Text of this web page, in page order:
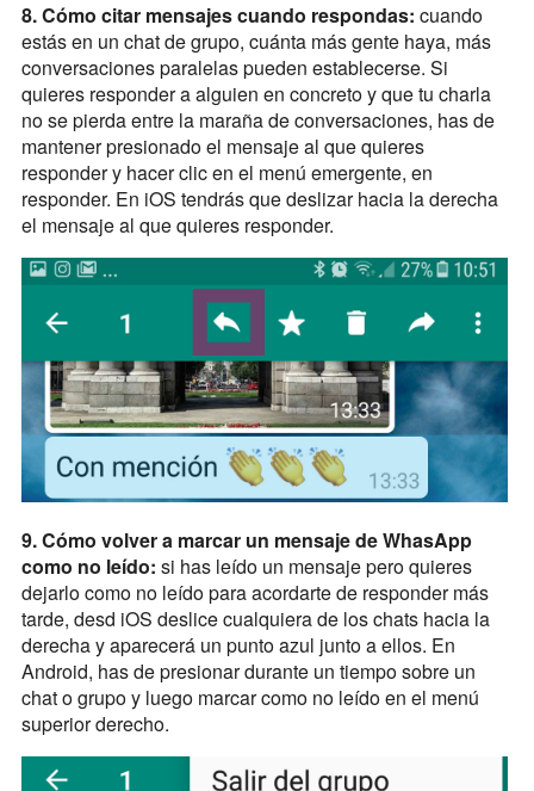
8. Cómo citar mensajes cuando respondas: cuando
estás en un chat de grupo, cuánta más gente haya, más
conversaciones paralelas pueden establecerse. Si
quieres responder a alguien en concreto y que tu charla
no se pierda entre la maraña de conversaciones, has de
mantener presionado el mensaje al que quieres
responder y hacer clic en el menú emergente, en
responder. En iOS tendrás que deslizar hacia la derecha
el mensaje al que quieres responder.
9. Cómo volver a marcar un mensaje de WhasApp
como no leído: si has leído un mensaje pero quieres
dejarlo como no leído para acordarte de responder más
tarde, desd iOS deslice cualquiera de los chats hacia la
derecha y aparecerá un punto azul junto a ellos. En
Android, has de presionar durante un tiempo sobre un
chat o grupo y luego marcar como no leído en el menú
superior derecho.